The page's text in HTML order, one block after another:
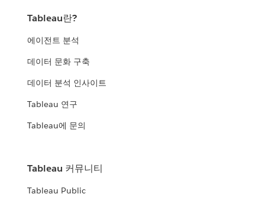
Tableau란?
에이전트 분석
데이터 문화 구축
데이터 분석 인사이트
Tableau 연구
Tableau에 문의
Tableau 커뮤니티
Tableau Public